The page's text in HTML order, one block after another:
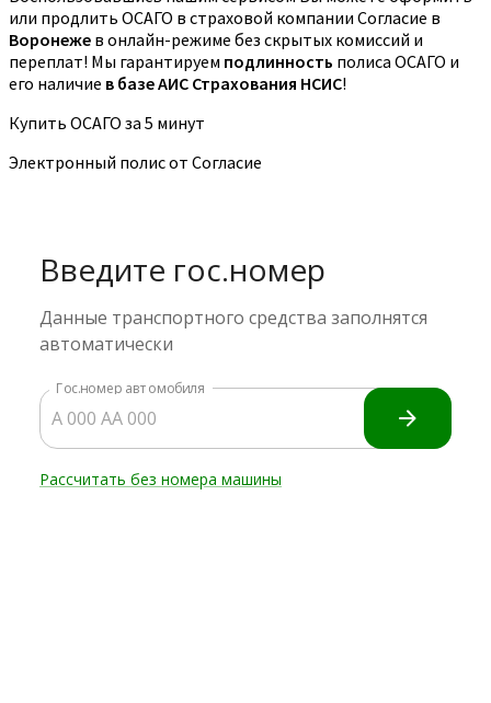
или продлить ОСАГО в страховой компании Согласие в
Воронеже в онлайн-режиме без скрытых комиссий и
переплат! Мы гарантируем подлинность полиса ОСАГО и
его наличие в базе АИС Страхования НСИС!
Купить ОСАГО за 5 минут
Электронный полис от Согласие